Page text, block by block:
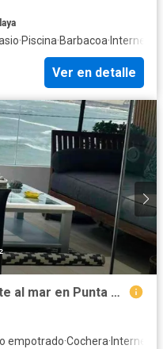
·Piscina·Barbacoa· Internet
Ver en detalle
Venta de hermosa casa frente al mar en Punta Hermosa
empotrado·Cochera· Internet